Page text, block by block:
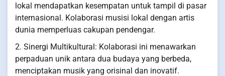
lokal mendapatkan kesempatan untuk tampil di pasar
internasional. Kolaborasi musisi lokal dengan artis
dunia memperluas cakupan pendengar.
2. Sinergi Multikultural: Kolaborasi ini menawarkan
perpaduan unik antara dua budaya yang berbeda,
menciptakan musik yang orisinal dan inovatif.